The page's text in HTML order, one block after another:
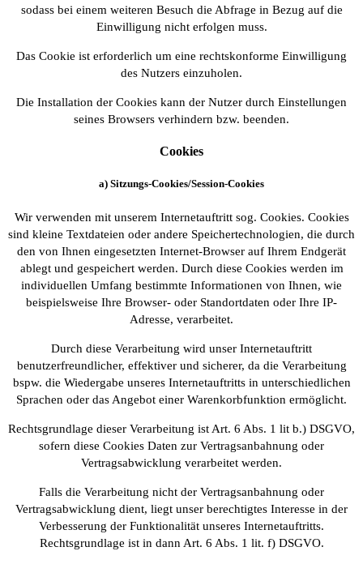
sodass bei einem weiteren Besuch die Abfrage in Bezug auf die
Einwilligung nicht erfolgen muss.
Das Cookie ist erforderlich um eine rechtskonforme Einwilligung
des Nutzers einzuholen.
Die Installation der Cookies kann der Nutzer durch Einstellungen
seines Browsers verhindern bzw. beenden.
Cookies
a) Sitzungs-Cookies/Session-Cookies
Wir verwenden mit unserem Internetauftritt sog. Cookies. Cookies
sind kleine Textdateien oder andere Speichertechnologien, die durch
den von Ihnen eingesetzten Internet-Browser auf Ihrem Endgerät
ablegt und gespeichert werden. Durch diese Cookies werden im
individuellen Umfang bestimmte Informationen von Ihnen, wie
beispielsweise Ihre Browser- oder Standortdaten oder Ihre IP-
Adresse, verarbeitet.
Durch diese Verarbeitung wird unser Internetauftritt
benutzerfreundlicher, effektiver und sicherer, da die Verarbeitung
bspw. die Wiedergabe unseres Internetauftritts in unterschiedlichen
Sprachen oder das Angebot einer Warenkorbfunktion ermöglicht.
Rechtsgrundlage dieser Verarbeitung ist Art. 6 Abs. 1 lit b.) DSGVO,
sofern diese Cookies Daten zur Vertragsanbahnung oder
Vertragsabwicklung verarbeitet werden.
Falls die Verarbeitung nicht der Vertragsanbahnung oder
Vertragsabwicklung dient, liegt unser berechtigtes Interesse in der
Verbesserung der Funktionalität unseres Internetauftritts.
Rechtsgrundlage ist in dann Art. 6 Abs. 1 lit. f) DSGVO.